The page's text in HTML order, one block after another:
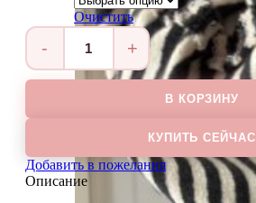
Очистить
Количество
товара
Шорты
В КОРЗИНУ
КУПИТЬ СЕЙЧАС
Добавить в пожелания
Описание